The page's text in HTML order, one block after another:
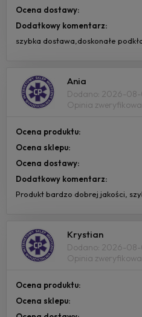
Ocena dostawy:
Dodatkowy komentarz:
szybka dostawa,doskonałe
Ania
Dodano: 2026-
Opinia
Ocena produktu:
Ocena sklepu:
Ocena dostawy:
Dodatkowy komentarz:
Produkt bardzo dobrej jakości,
Krystian
Dodano: 2026-
Opinia
Ocena produktu:
Ocena sklepu: